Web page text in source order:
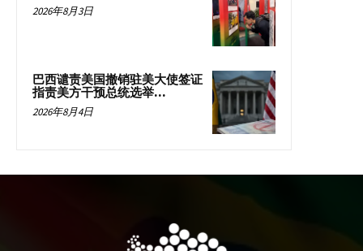
2026年8月3日
巴西谴责美国撤销驻美大使签证
指责美方干预总统选举...
2026年8月4日